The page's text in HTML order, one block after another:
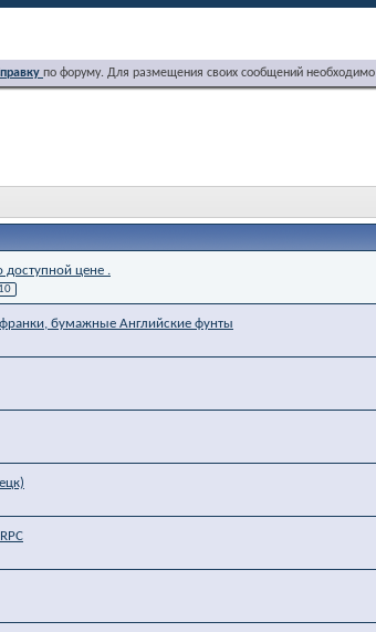
по форуму. Для размещения своих сообщений необходимо
доступной цене .
10
бумажные Английские фунты